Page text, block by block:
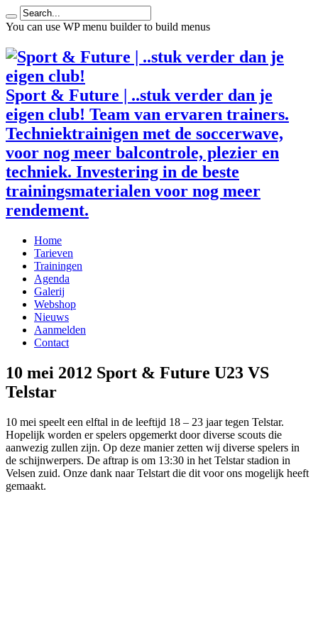
You can use WP menu builder to build menus
Sport & Future | ..stuk verder dan je
eigen club! Team van ervaren trainers.
Techniektrainigen met de soccerwave,
voor nog meer balcontrole, plezier en
techniek. Investering in de beste
trainingsmaterialen voor nog meer
rendement.
Home
Tarieven
Trainingen
Agenda
Galerij
Webshop
Nieuws
Aanmelden
Contact
10 mei 2012 Sport & Future U23 VS
Telstar
10 mei speelt een elftal in de leeftijd 18 – 23 jaar tegen Telstar.
Hopelijk worden er spelers opgemerkt door diverse scouts die
aanwezig zullen zijn. Op deze manier zetten wij diverse spelers in
de schijnwerpers. De aftrap is om 13:30 in het Telstar stadion in
Velsen zuid. Onze dank naar Telstart die dit voor ons mogelijk heeft
gemaakt.